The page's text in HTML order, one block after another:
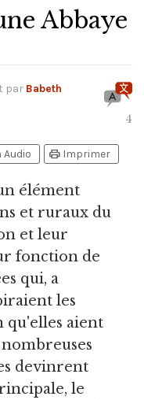
Abbaye
par Babeth
4
Audio print Imprimer
élément
et ruraux du
et leur
fonction de
qui, a
les
qu'elles aient
devinrent
le